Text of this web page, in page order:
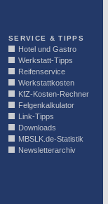
SERVICE & TIPPS
Hotel und Gastro
Werkstatt-Tipps
Reifenservice
Werkstattkosten
KfZ-Kosten-Rechner
Felgenkalkulator
Link-Tipps
Downloads
MBSLK.de-Statistik
Newsletterarchiv